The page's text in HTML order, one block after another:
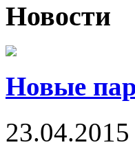
Новости
Новые
23.04.2015